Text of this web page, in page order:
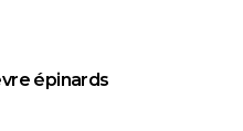
épinards